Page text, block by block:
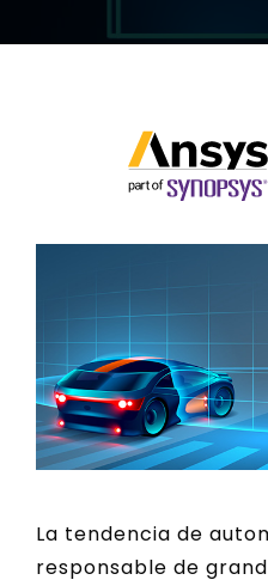
La tendencia de
responsable de